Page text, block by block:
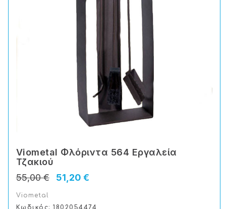
Viometal Φλόριντα 564 Εργαλεία
Τζακιού
51,20 €
55,00 €
Viometal
Κωδικός: 1802054474